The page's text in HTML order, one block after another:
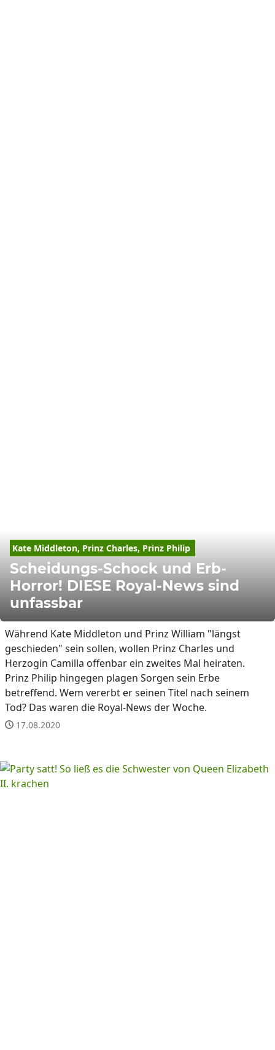
Kate Middleton, Prinz Charles, Prinz Philip
Scheidungs-Schock und Erb-
Horror! DIESE Royal-News sind
unfassbar
Während Kate Middleton und Prinz William "längst
geschieden" sein sollen, wollen Prinz Charles und
Herzogin Camilla offenbar ein zweites Mal heiraten.
Prinz Philip hingegen plagen Sorgen sein Erbe
betreffend. Wem vererbt er seinen Titel nach seinem
Tod? Das waren die Royal-News der Woche.
17.08.2020